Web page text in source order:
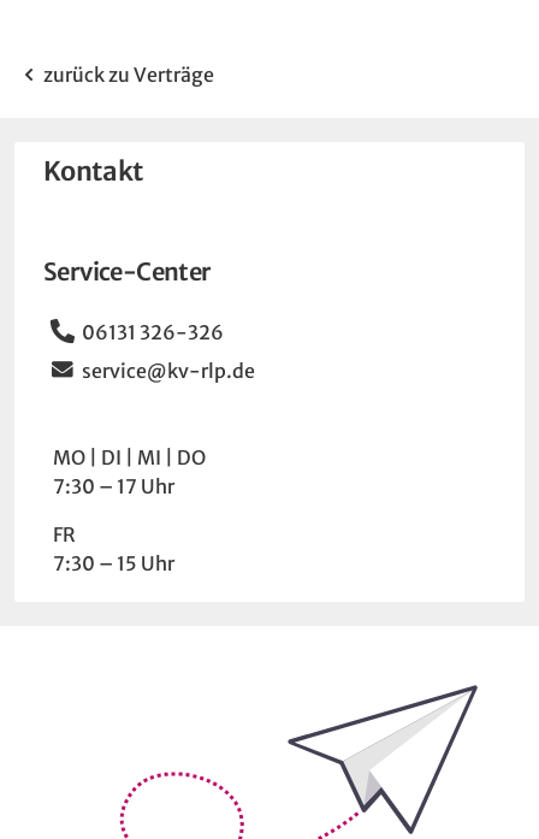
zurück zu Verträge
Kontakt
Service-Center
Telefon
06131 326-326
Email
service@kv-rlp.de
Wochentag Uhrzeit
MO DI MI
DO
7:30 – 17 Uhr
FR
7:30 – 15 Uhr